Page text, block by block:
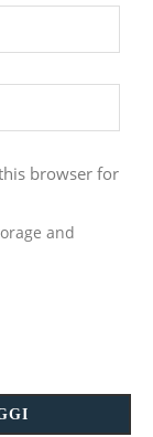
browser for
and